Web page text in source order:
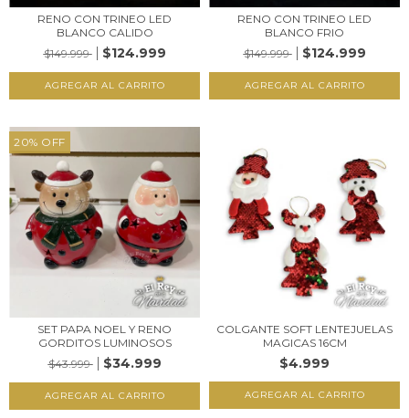
RENO CON TRINEO LED
BLANCO CALIDO
$149.999
$124.999
RENO CON TRINEO LED
BLANCO FRIO
$149.999
$124.999
20% OFF
SET PAPA NOEL Y RENO
GORDITOS LUMINOSOS
$43.999
$34.999
COLGANTE SOFT LENTEJUELAS
MAGICAS 16CM
$4.999
AGREGAR AL CARRITO